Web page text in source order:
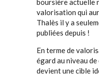
boursière actuelle
valorisation qui
Thalès il y a
publiées depuis !
En terme de
égard au niveau
devient une cible